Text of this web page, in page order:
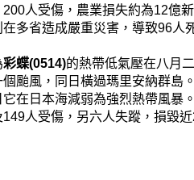
200人受傷，農業損失約為12億
在多省造成嚴重災害，導致96人
彩蝶(0514)的熱帶低氣壓在八月
個颱風，同日橫過瑪里安納群島
在日本海減弱為強烈熱帶風暴
149人受傷，另六人失蹤，損毀